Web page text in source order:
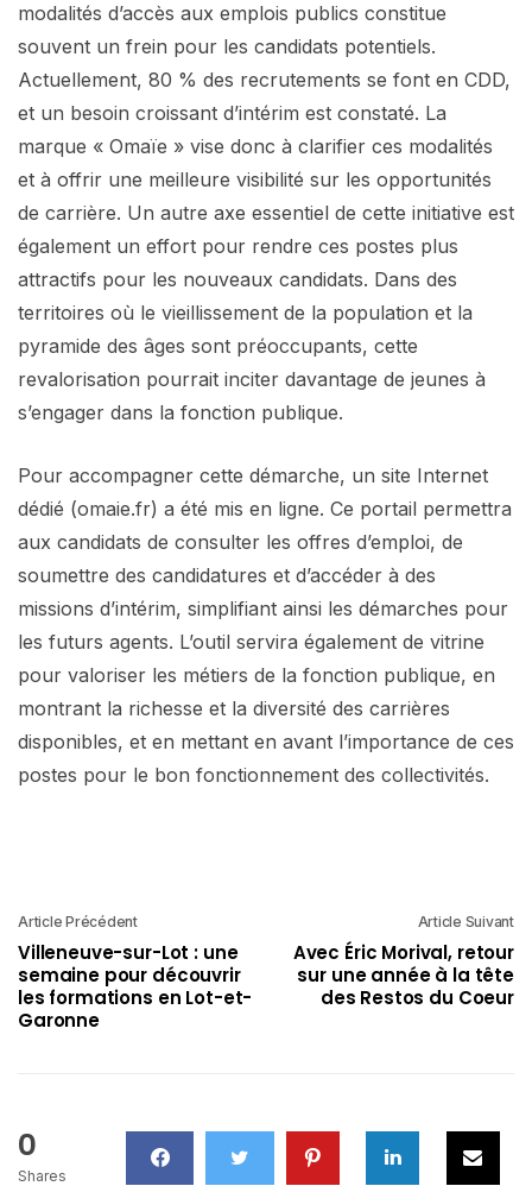
modalités d’accès aux emplois publics constitue
souvent un frein pour les candidats potentiels.
Actuellement, 80 % des recrutements se font en CDD,
et un besoin croissant d’intérim est constaté. La
marque « Omaïe » vise donc à clarifier ces modalités
et à offrir une meilleure visibilité sur les opportunités
de carrière. Un autre axe essentiel de cette initiative est
également un effort pour rendre ces postes plus
attractifs pour les nouveaux candidats. Dans des
territoires où le vieillissement de la population et la
pyramide des âges sont préoccupants, cette
revalorisation pourrait inciter davantage de jeunes à
s’engager dans la fonction publique.
Pour accompagner cette démarche, un site Internet
dédié (omaie.fr) a été mis en ligne. Ce portail permettra
aux candidats de consulter les offres d’emploi, de
soumettre des candidatures et d’accéder à des
missions d’intérim, simplifiant ainsi les démarches pour
les futurs agents. L’outil servira également de vitrine
pour valoriser les métiers de la fonction publique, en
montrant la richesse et la diversité des carrières
disponibles, et en mettant en avant l’importance de ces
postes pour le bon fonctionnement des collectivités.
Article Précédent
Villeneuve-sur-Lot : une
semaine pour découvrir
les formations en Lot-et-
Garonne
Article Suivant
Avec Éric Morival, retour
sur une année à la tête
des Restos du Coeur
0
Shares